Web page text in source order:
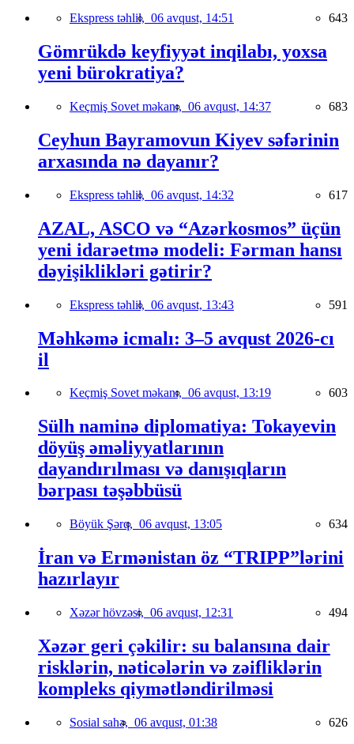
Ekspress təhlil, 06 avqust, 14:51 643
Gömrükdə keyfiyyət inqilabı, yoxsa
yeni bürokratiya?
Keçmiş Sovet məkanı, 06 avqust, 14:37 683
Ceyhun Bayramovun Kiyev səfərinin
arxasında nə dayanır?
Ekspress təhlil, 06 avqust, 14:32 617
AZAL, ASCO və “Azərkosmos” üçün
yeni idarəetmə modeli: Fərman hansı
dəyişiklikləri gətirir?
Ekspress təhlil, 06 avqust, 13:43 591
Məhkəmə icmalı: 3–5 avqust 2026-cı
il
Keçmiş Sovet məkanı, 06 avqust, 13:19 603
Sülh naminə diplomatiya: Tokayevin
döyüş əməliyyatlarının
dayandırılması və danışıqların
bərpası təşəbbüsü
Böyük Şərq, 06 avqust, 13:05 634
İran və Ermənistan öz “TRIPP”lərini
hazırlayır
Xəzər hövzəsi, 06 avqust, 12:31 494
Xəzər geri çəkilir: su balansına dair
risklərin, nəticələrin və zəifliklərin
kompleks qiymətləndirilməsi
Sosial sahə, 06 avqust, 01:38 626